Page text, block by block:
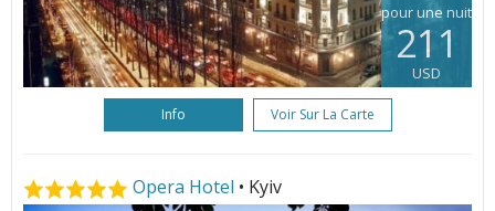
pour une nuit
211
USD
Info Voir Sur La Carte
Opera Hotel • Kyiv